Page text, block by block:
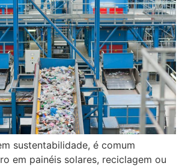
sustentabilidade, é comum
em painéis solares, reciclagem ou